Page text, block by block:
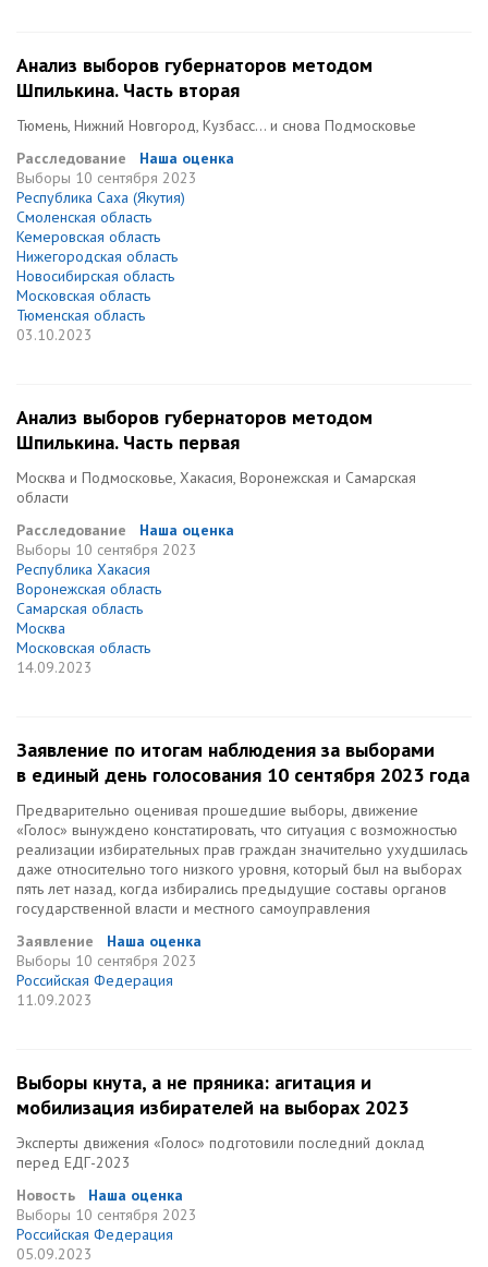
Анализ выборов губернаторов методом
Шпилькина. Часть вторая
Тюмень, Нижний Новгород, Кузбасс… и снова Подмосковье
Расследование
Наша оценка
Выборы 10 сентября 2023
Республика Саха (Якутия)
Смоленская область
Кемеровская область
Нижегородская область
Новосибирская область
Московская область
Тюменская область
03.10.2023
Анализ выборов губернаторов методом
Шпилькина. Часть первая
Москва и Подмосковье, Хакасия, Воронежская и Самарская
области
Расследование
Наша оценка
Выборы 10 сентября 2023
Республика Хакасия
Воронежская область
Самарская область
Москва
Московская область
14.09.2023
Заявление по итогам наблюдения за выборами
в единый день голосования 10 сентября 2023 года
Предварительно оценивая прошедшие выборы, движение
«Голос» вынуждено констатировать, что ситуация с возможностью
реализации избирательных прав граждан значительно ухудшилась
даже относительно того низкого уровня, который был на выборах
пять лет назад, когда избирались предыдущие составы органов
государственной власти и местного самоуправления
Заявление
Наша оценка
Выборы 10 сентября 2023
Российская Федерация
11.09.2023
Выборы кнута, а не пряника: агитация и
мобилизация избирателей на выборах 2023
Эксперты движения «Голос» подготовили последний доклад
перед ЕДГ-2023
Новость
Наша оценка
Выборы 10 сентября 2023
Российская Федерация
05.09.2023